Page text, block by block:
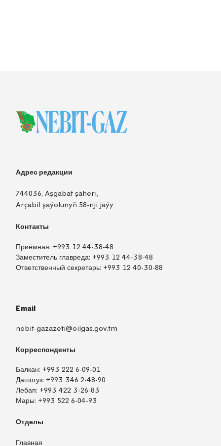
Адрес редакции
744036, Aşgabat şäheri,
Arçabil şaýolunyň 58-nji jaýy
Контакты
Приёмная: +993 12 44-38-48
Заместитель главреда: +993 12 44-38-48
Ответственный секретарь: +993 12 40-30-88
Email
nebit-gazazeti@oilgas.gov.tm
Корреспонденты
Балкан: +993 222 6-09-01
Дашогуз: +993 346 2-48-90
Лебап: +993 422 3-26-83
Мары: +993 522 6-04-93
Отделы
Главная